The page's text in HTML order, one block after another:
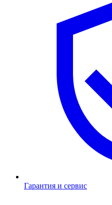
Гарантия и сервис